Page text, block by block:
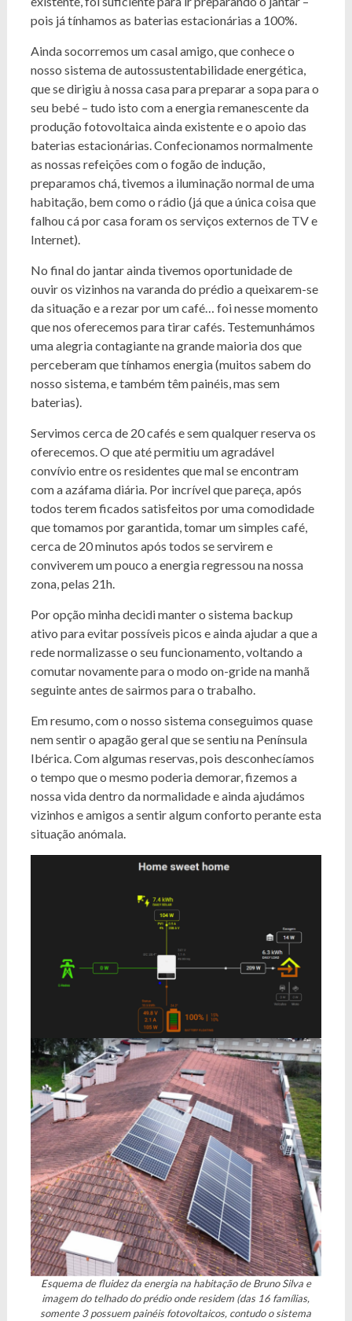
pois já tínhamos as baterias estacionárias a 100%.
Ainda socorremos um casal amigo, que conhece o
nosso sistema de autossustentabilidade energética,
que se dirigiu à nossa casa para preparar a sopa para o
seu bebé – tudo isto com a energia remanescente da
produção fotovoltaica ainda existente e o apoio das
baterias estacionárias. Confecionamos normalmente
as nossas refeições com o fogão de indução,
preparamos chá, tivemos a iluminação normal de uma
habitação, bem como o rádio (já que a única coisa que
falhou cá por casa foram os serviços externos de TV e
Internet).
No final do jantar ainda tivemos oportunidade de
ouvir os vizinhos na varanda do prédio a queixarem-se
da situação e a rezar por um café… foi nesse momento
que nos oferecemos para tirar cafés. Testemunhámos
uma alegria contagiante na grande maioria dos que
perceberam que tínhamos energia (muitos sabem do
nosso sistema, e também têm painéis, mas sem
baterias).
Servimos cerca de 20 cafés e sem qualquer reserva os
oferecemos. O que até permitiu um agradável
convívio entre os residentes que mal se encontram
com a azáfama diária. Por incrível que pareça, após
todos terem ficados satisfeitos por uma comodidade
que tomamos por garantida, tomar um simples café,
cerca de 20 minutos após todos se servirem e
conviverem um pouco a energia regressou na nossa
zona, pelas 21h.
Por opção minha decidi manter o sistema backup
ativo para evitar possíveis picos e ainda ajudar a que a
rede normalizasse o seu funcionamento, voltando a
comutar novamente para o modo on-gride na manhã
seguinte antes de sairmos para o trabalho.
Em resumo, com o nosso sistema conseguimos quase
nem sentir o apagão geral que se sentiu na Península
Ibérica. Com algumas reservas, pois desconhecíamos
o tempo que o mesmo poderia demorar, fizemos a
nossa vida dentro da normalidade e ainda ajudámos
vizinhos e amigos a sentir algum conforto perante esta
situação anómala.
Esquema de fluidez da energia na habitação de Bruno Silva e
imagem do telhado do prédio onde residem (das 16 famílias,
somente 3 possuem painéis fotovoltaicos, contudo o sistema